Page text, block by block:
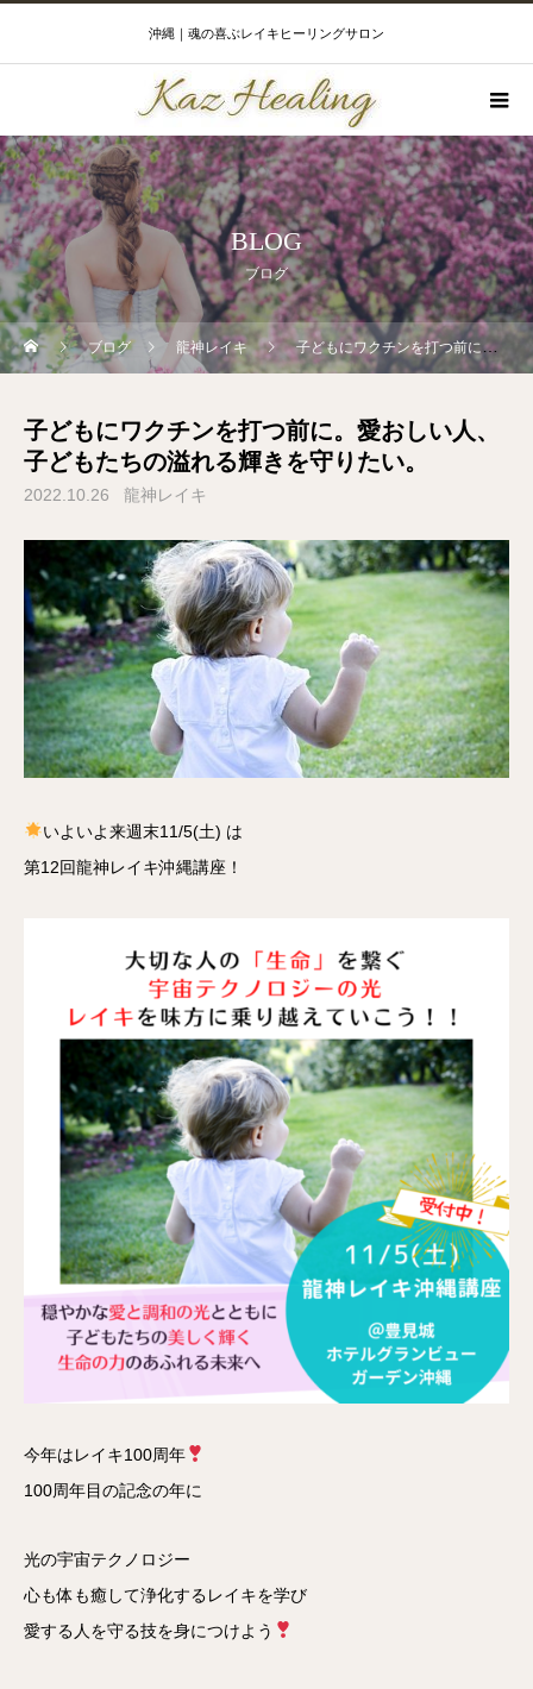
沖縄｜魂の喜ぶレイキヒーリングサロン
BLOG
ブログ
ブログ 龍神レイキ 子どもにワクチンを打つ前に。愛おしい人、子どもたちの溢れる輝きを守りたい。
子どもにワクチンを打つ前に。愛おしい人、
子どもたちの溢れる輝きを守りたい。
2022.10.26 龍神レイキ
いよいよ来週末11/5(土) は
第12回龍神レイキ沖縄講座！
今年はレイキ100周年
100周年目の記念の年に
光の宇宙テクノロジー
心も体も癒して浄化するレイキを学び
愛する人を守る技を身につけよう